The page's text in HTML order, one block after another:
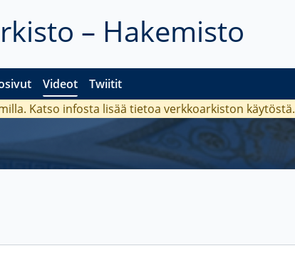
– Hakemisto
Videot Twiitit
Katso infosta lisää tietoa verkkoarkiston käytöstä.